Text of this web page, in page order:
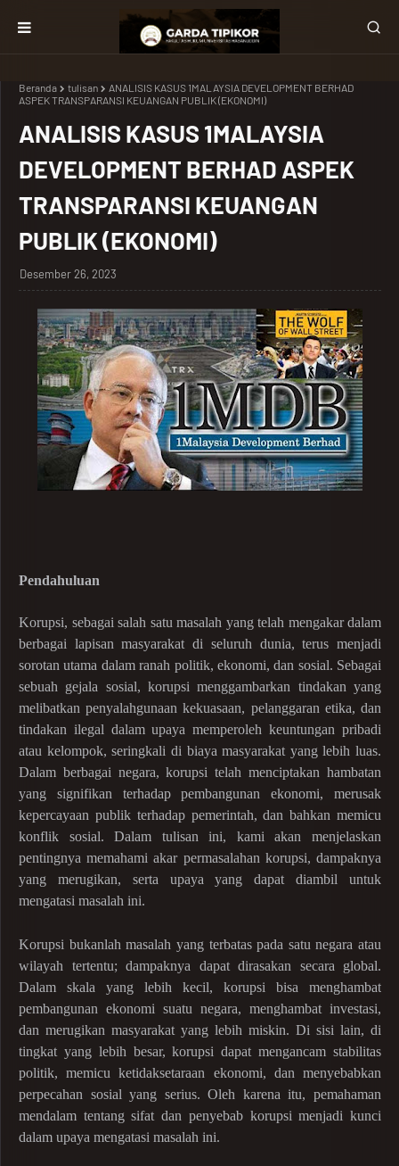
Beranda tulisan
ANALISIS KASUS 1MALAYSIA DEVELOPMENT BERHAD
ASPEK TRANSPARANSI KEUANGAN PUBLIK (EKONOMI)
ANALISIS KASUS 1MALAYSIA
DEVELOPMENT BERHAD ASPEK
TRANSPARANSI KEUANGAN
PUBLIK (EKONOMI)
Desember 26, 2023
Pendahuluan
Korupsi, sebagai salah satu masalah yang telah mengakar dalam
berbagai lapisan masyarakat di seluruh dunia, terus menjadi
sorotan utama dalam ranah politik, ekonomi, dan sosial. Sebagai
sebuah gejala sosial, korupsi menggambarkan tindakan yang
melibatkan penyalahgunaan kekuasaan, pelanggaran etika, dan
tindakan ilegal dalam upaya memperoleh keuntungan pribadi
atau kelompok, seringkali di biaya masyarakat yang lebih luas.
Dalam berbagai negara, korupsi telah menciptakan hambatan
yang signifikan terhadap pembangunan ekonomi, merusak
kepercayaan publik terhadap pemerintah, dan bahkan memicu
konflik sosial. Dalam tulisan ini, kami akan menjelaskan
pentingnya memahami akar permasalahan korupsi, dampaknya
yang merugikan, serta upaya yang dapat diambil untuk
mengatasi masalah ini.
Korupsi bukanlah masalah yang terbatas pada satu negara atau
wilayah tertentu; dampaknya dapat dirasakan secara global.
Dalam skala yang lebih kecil, korupsi bisa menghambat
pembangunan ekonomi suatu negara, menghambat investasi,
dan merugikan masyarakat yang lebih miskin. Di sisi lain, di
tingkat yang lebih besar, korupsi dapat mengancam stabilitas
politik, memicu ketidaksetaraan ekonomi, dan menyebabkan
perpecahan sosial yang serius. Oleh karena itu, pemahaman
mendalam tentang sifat dan penyebab korupsi menjadi kunci
dalam upaya mengatasi masalah ini.